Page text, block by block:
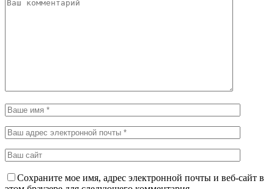
Сохраните мое имя, адрес электронной почты и веб-сайт в